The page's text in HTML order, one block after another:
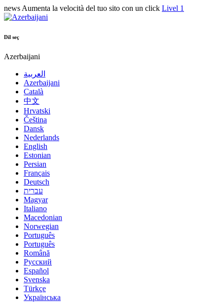
news Aumenta la velocità del tuo sito con un click Livel 1
Dil seç
Azerbaijani
العربية
Azerbaijani
Català
中文
Hrvatski
Čeština
Dansk
Nederlands
English
Estonian
Persian
Français
Deutsch
עברית
Magyar
Italiano
Macedonian
Norwegian
Português
Português
Română
Русский
Español
Svenska
Türkçe
Українська